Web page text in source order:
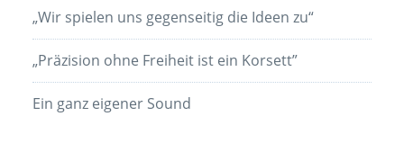
„Wir spielen uns gegenseitig die Ideen zu“
„Präzision ohne Freiheit ist ein Korsett”
Ein ganz eigener Sound